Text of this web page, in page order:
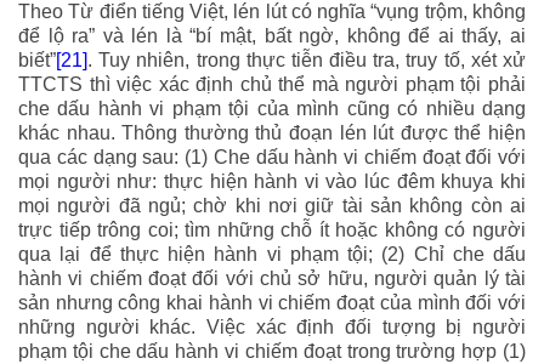
Theo Từ điển tiếng Việt, lén lút có nghĩa “vụng trộm, không
để lộ ra” và lén là “bí mật, bất ngờ, không để ai thấy, ai
biết”[21]. Tuy nhiên, trong thực tiễn điều tra, truy tố, xét xử
TTCTS thì việc xác định chủ thể mà người phạm tội phải
che dấu hành vi phạm tội của mình cũng có nhiều dạng
khác nhau. Thông thường thủ đoạn lén lút được thể hiện
qua các dạng sau: (1) Che dấu hành vi chiếm đoạt đối với
mọi người như: thực hiện hành vi vào lúc đêm khuya khi
mọi người đã ngủ; chờ khi nơi giữ tài sản không còn ai
trực tiếp trông coi; tìm những chỗ ít hoặc không có người
qua lại để thực hiện hành vi phạm tội; (2) Chỉ che dấu
hành vi chiếm đoạt đối với chủ sở hữu, người quản lý tài
sản nhưng công khai hành vi chiếm đoạt của mình đối với
những người khác. Việc xác định đối tượng bị người
phạm tội che dấu hành vi chiếm đoạt trong trường hợp (1)